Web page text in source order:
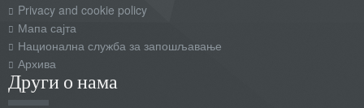
Privacy and cookie policy
Мапа сајта
Национална служба за запошљавање
Архива
Други о нама